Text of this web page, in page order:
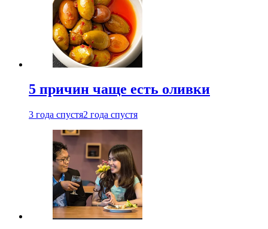
5 причин чаще есть оливки
3 года спустя2 года спустя